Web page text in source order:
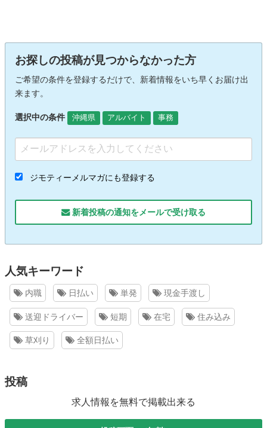
お探しの投稿が見つからなかった方
ご希望の条件を登録するだけで、新着情報をいち早くお届け出
来ます。
選択中の条件 沖縄県 アルバイト 事務
ジモティーメルマガにも登録する
新着投稿の通知をメールで受け取る
人気キーワード
内職 日払い 単発 現金手渡し
送迎ドライバー 短期 在宅 住み込み
草刈り 全額日払い
投稿
求人情報を無料で掲載出来る